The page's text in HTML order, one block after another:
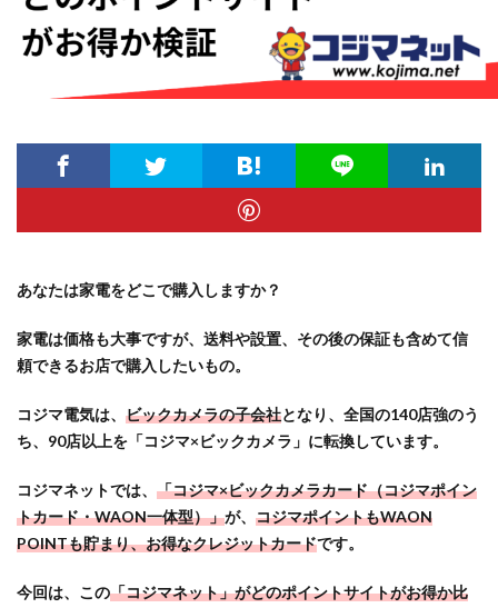
あなたは家電をどこで購入しますか？
家電は価格も大事ですが、送料や設置、その後の保証も含めて信
頼できるお店で購入したいもの。
コジマ電気は、 ビックカメラの子会社となり、全国の140店強のう
ち、90店以上を「コジマ×ビックカメラ」に転換しています。
コジマネットでは、 「コジマ×ビックカメラカード（コジマポイン
トカード・WAON一体型）」が、 コジマポイントもWAON
POINTも貯まり、お得なクレジットカードです。
今回は、この「コジマネット」がどのポイントサイトがお得か比